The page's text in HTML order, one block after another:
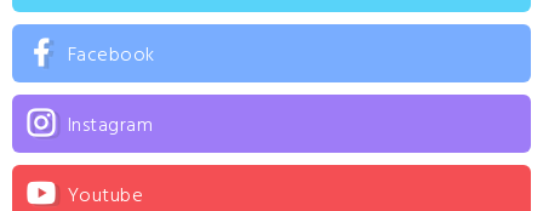
Facebook
Instagram
Youtube